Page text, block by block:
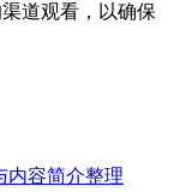
道观看，以确保
内容简介整理